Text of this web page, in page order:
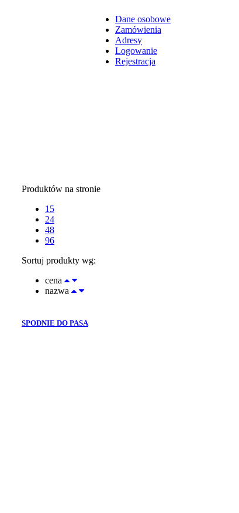
Dane osobowe
Zamówienia
Adresy
Logowanie
Rejestracja
Produktów na stronie
15
24
48
96
Sortuj produkty wg:
cena
nazwa
SPODNIE DO PASA